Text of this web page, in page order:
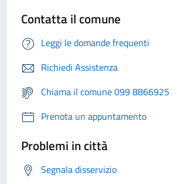
Contatta il comune
Leggi le domande frequenti
Richiedi Assistenza
Chiama il comune 099 8866925
Prenota un appuntamento
Problemi in città
Segnala disservizio